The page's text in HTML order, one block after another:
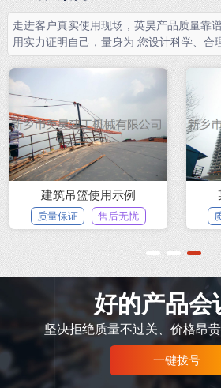
走进客户真实使用现场，英昊产品质量靠
用实力证明自己，量身为 您设计科学、合
建筑吊篮使用示例
质量保证 售后无忧
1 2 3
好的产品会
坚决拒绝质量不过关、价格昂
一键拨号